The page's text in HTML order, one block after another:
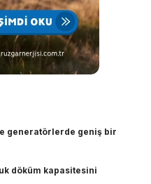
generatörlerde geniş bir
döküm kapasitesini